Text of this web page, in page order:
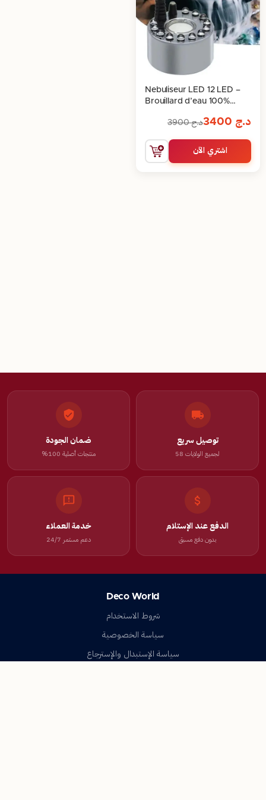
Nebuliseur LED 12 LED –
Brouillard d’eau 100%
د.ج د.ج3900
اشتري الآن
توصيل سريع
لجميع الولايات 58
ضمان الجودة
منتجات أصلية 100%
الدفع عند الإستلام
بدون دفع مسبق
خدمة العملاء
دعم مستمر 24/7
Deco World
شروط الاستخدام
سياسة الخصوصية
سياسة الإستبدال والإسترجاع